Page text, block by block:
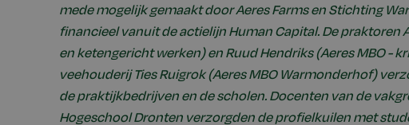
mede mogelijk gemaakt door Aeres Farms en Stichting
financieel vanuit de actielijn Human Capital. De praktoren
en ketengericht werken) en Ruud Hendriks (Aeres MBO -
veehouderij Ties Ruigrok (Aeres MBO Warmonderhof)
de praktijkbedrijven en de scholen. Docenten van de
Hogeschool Dronten verzorgden de profielkuilen met